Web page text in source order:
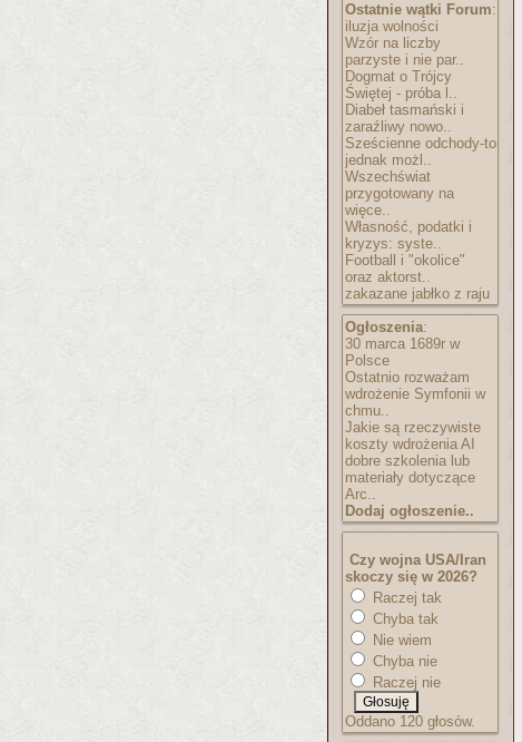
Ostatnie wątki Forum:
iluzja wolności
Wzór na liczby
parzyste i nie par..
Dogmat o Trójcy
Świętej - próba l..
Diabeł tasmański i
zaraźliwy nowo..
Sześcienne odchody-to
jednak możl..
Wszechświat
przygotowany na
więce..
Własność, podatki i
kryzys: syste..
Football i "okolice"
oraz aktorst..
zakazane jabłko z raju
Ogłoszenia:
30 marca 1689r w
Polsce
Ostatnio rozważam
wdrożenie Symfonii w
chmu..
Jakie są rzeczywiste
koszty wdrożenia AI
dobre szkolenia lub
materiały dotyczące
Arc..
Dodaj ogłoszenie..
Czy wojna USA/Iran
skoczy się w 2026?
Raczej tak
Chyba tak
Nie wiem
Chyba nie
Raczej nie
Oddano 120 głosów.